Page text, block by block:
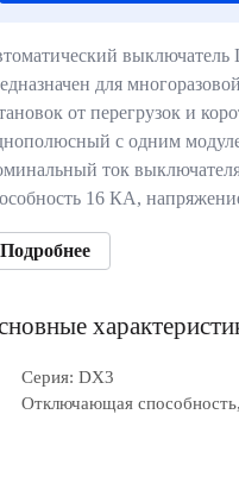
выключатель
для
от перегрузок и
с одним
ток
16 КА,
Подробнее
Серия: DX3
Отключающая